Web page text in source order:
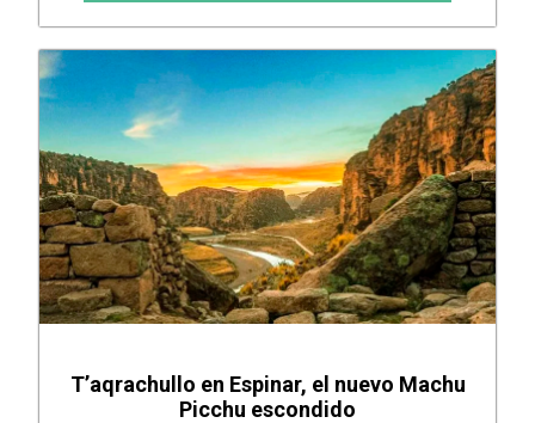
T’aqrachullo en Espinar, el nuevo Machu
Picchu escondido